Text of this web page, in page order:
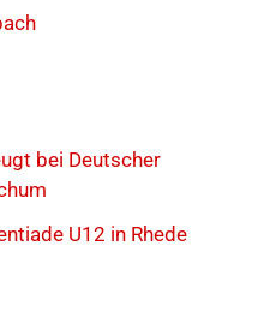
bei Deutscher
U12 in Rhede